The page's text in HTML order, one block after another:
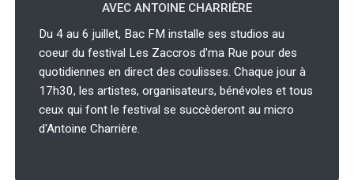
AVEC ANTOINE CHARRIÈRE
Du 4 au 6 juillet, Bac FM installe ses studios au
coeur du festival Les Zaccros d'ma Rue pour des
quotidiennes en direct des coulisses. Chaque jour à
17h30, les artistes, organisateurs, bénévoles et tous
ceux qui font le festival se succèderont au micro
d'Antoine Charrière.